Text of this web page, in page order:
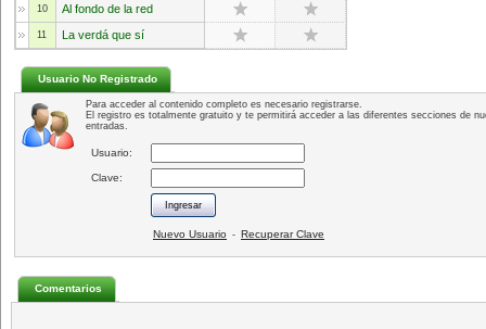
10 Al fondo de la red
11 La verdá que sí
Usuario No Registrado
Para acceder al contenido completo es necesario registrarse.
El registro es totalmente gratuito y te permitirá acceder a las diferentes secciones de
entradas.
Usuario:
Clave:
Nuevo Usuario - Recuperar Clave
Comentarios